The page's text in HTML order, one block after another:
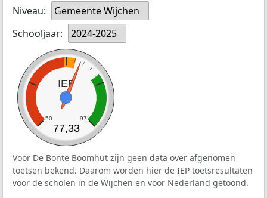
Niveau:
Gemeente Wijchen
Schooljaar:
2024-2025
IEP
50 97
77,33
Voor De Bonte Boomhut zijn geen data over afgenomen
toetsen bekend. Daarom worden hier de IEP toetsresultaten
voor de scholen in de Wijchen en voor Nederland getoond.